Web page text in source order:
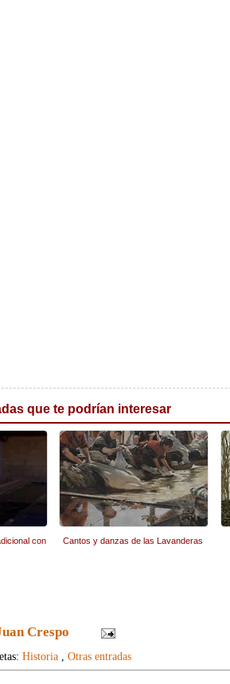
que te podrían interesar
con
Cantos y danzas de las Lavanderas
Crespo
Historia, Otras entradas